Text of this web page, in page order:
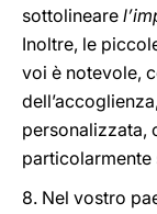
sottolineare
Inoltre, le
voi è notevole,
personalizzata,
particolarmente
8. Nel vostro